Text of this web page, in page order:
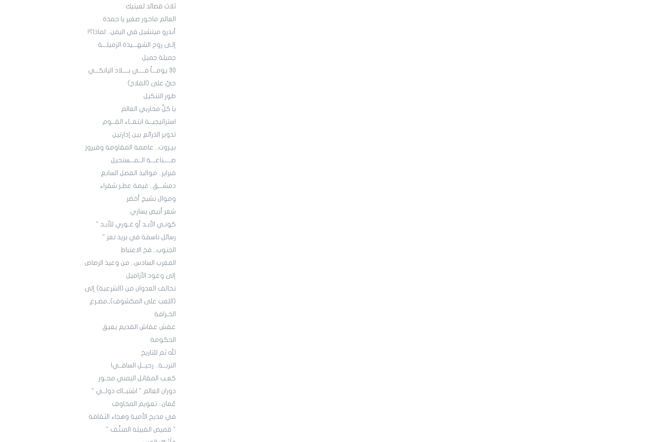
ثلاث قصائد لعينيك
العالم ماخور صغير يا حمدة
أندرو ميتشيل في اليمن.. لماذا؟!
إلـى روح الشهـــيدة الزميلـــة
جميلة جميل
30 يومـــاً فــــي بــــلاد اليانكـــي
حيَّ على (الفلاح)
طور التنكيل
يا كلَّ محاربي العالم
استراتيجيــة ابتغــاء القــوم
تدوير الذرائع بين إدارتين
بيـروت.. عاصمة المقاومة وفيروز
صـــــناعـــة الــمـــستحيل
فبراير.. مواليد الفصل السابع
دمشـــق.. غيمة عطـر شقراء
وموال نشيج أخضر
شعر أبيض يساري
كونـي الأبـد أو غـوري للأبـد "
رسائل ناسفة في بريد تعز "
الجنوب.. فخ الاعتباط
المغرب السادس.. من وعيد الرصاص
إلى وعود الأزاميل
تحالف العدوان من (الشرعية) إلى
(اللعب على المكشوف),,مصـرع
الخـرافة
عفش عفاش القديم يعيق
الحكومة
لله ثم للتاريخ
التربــة.. رحيــل الساقــي!
كعـب المقاتل اليمني محـور
دوران العالم " اشتبــاك دولــي "
عُمان.. تعويم المخاوف
في مديح الأمية وهجاء الثقافة
" قميص القبيلة المنتَّف "